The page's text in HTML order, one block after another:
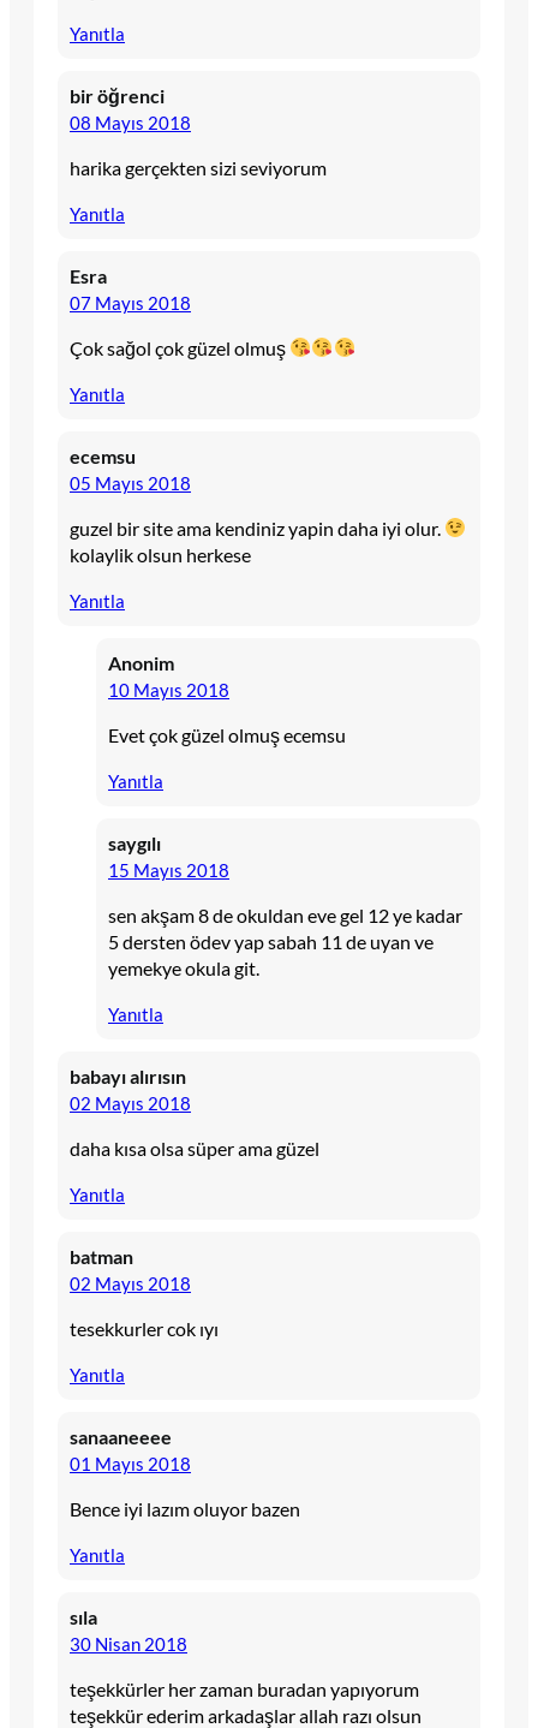
Yanıtla
bir öğrenci
08 Mayıs 2018
harika gerçekten sizi seviyorum
Yanıtla
Esra
07 Mayıs 2018
Çok sağol çok güzel olmuş
Yanıtla
ecemsu
05 Mayıs 2018
guzel bir site ama kendiniz yapin daha iyi olur.
kolaylik olsun herkese
Yanıtla
Anonim
10 Mayıs 2018
Evet çok güzel olmuş ecemsu
Yanıtla
saygılı
15 Mayıs 2018
sen akşam 8 de okuldan eve gel 12 ye kadar
5 dersten ödev yap sabah 11 de uyan ve
yemekye okula git.
Yanıtla
babayı alırısın
02 Mayıs 2018
daha kısa olsa süper ama güzel
Yanıtla
batman
02 Mayıs 2018
tesekkurler cok ıyı
Yanıtla
sanaaneeee
01 Mayıs 2018
Bence iyi lazım oluyor bazen
Yanıtla
sıla
30 Nisan 2018
teşekkürler her zaman buradan yapıyorum
teşekkür ederim arkadaşlar allah razı olsun